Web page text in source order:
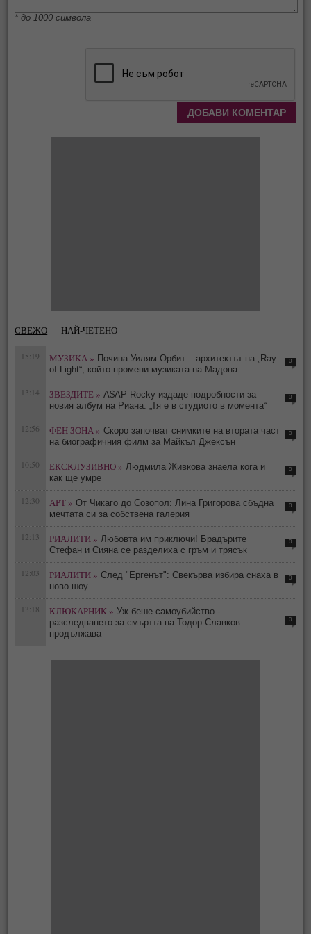
* до 1000 символа
СВЕЖО НАЙ-ЧЕТЕНО
15:19 МУЗИКА » Почина Уилям Орбит – архитектът на „Ray
of Light“, който промени музиката на Мадона
0
13:14 ЗВЕЗДИТЕ » A$AP Rocky издаде подробности за
новия албум на Риана: „Тя е в студиото в момента“
0
12:56 ФЕН ЗОНА » Скоро започват снимките на втората част
на биографичния филм за Майкъл Джексън
0
10:50 ЕКСКЛУЗИВНО » Людмила Живкова знаела кога и
как ще умре
0
12:30 АРТ » От Чикаго до Созопол: Лина Григорова сбъдна
мечтата си за собствена галерия
0
12:13 РИАЛИТИ » Любовта им приключи! Брадърите
Стефан и Сияна се разделиха с гръм и трясък
0
12:03 РИАЛИТИ » След "Ергенът": Свекърва избира снаха в
ново шоу
0
13:18 КЛЮКАРНИК » Уж беше самоубийство -
разследването за смъртта на Тодор Славков
продължава
0